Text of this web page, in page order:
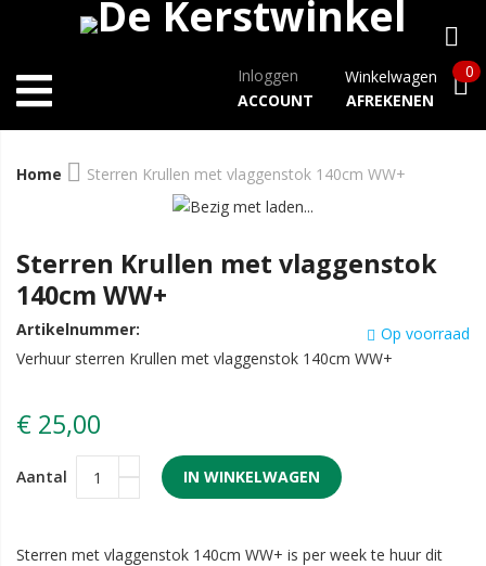
Inloggen
ACCOUNT
Winkelwagen
AFREKENEN
0
Home Sterren Krullen met vlaggenstok 140cm WW+
Sterren Krullen met vlaggenstok
140cm WW+
Op voorraad
Artikelnummer:
Verhuur sterren Krullen met vlaggenstok 140cm WW+
€ 25,00
Aantal IN WINKELWAGEN
Sterren met vlaggenstok 140cm WW+ is per week te huur dit